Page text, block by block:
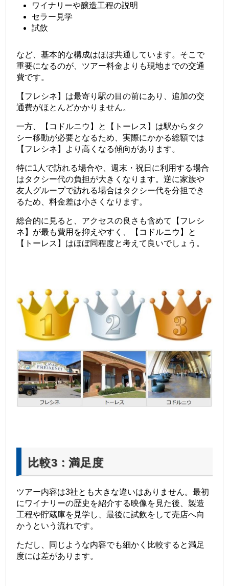
ワイナリーや醸造工程の説明
セラー見学
試飲
など、基本的な構成はほぼ共通しています。そこで
重要になるのが、ツアー料金よりも現地までの交通
費です。
【フレシネ】は最寄り駅の目の前にあり、追加の交
通費がほとんどかかりません。
一方、【コドルニウ】と【トーレス】は駅からタク
シー移動が必要となるため、実際にかかる総額では
【フレシネ】より高くなる傾向があります。
特に1人で訪れる場合や、週末・祝日に利用する場合
はタクシー代の負担が大きくなります。逆に家族や
友人グループで訪れる場合はタクシー代を分担でき
るため、料金差は小さくなります。
総合的に見ると、アクセスの良さも含めて【フレシ
ネ】が最も費用を抑えやすく、【コドルニウ】と
【トーレス】はほぼ同程度と考えて良いでしょう。
比較3 : 満足度
ツアー内容は3社とも大きな違いはありません。最初
にワイナリーの歴史を紹介する映像を見た後、製造
工程や貯蔵庫を見学し、最後に試飲をして売店へ向
かうという流れです。
ただし、同じような内容でも細かく比較すると満足
度には差があります。